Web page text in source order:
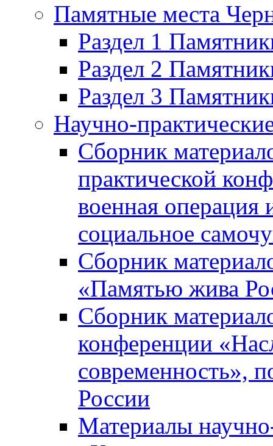
Памятные места
Раздел 1
Раздел 2
Раздел 3
Научно-
Сборник
практической
военная операция
социальное
Сборник
«Памятью жива
Сборник
конференции
современность»,
России
Материалы